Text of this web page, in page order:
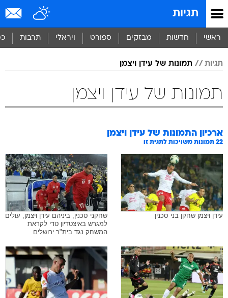
תגיות
ראשי חדשות מבזקים ספורט ויראלי תרבות
תגיות תמונות של עידן ויצמן
תמונות של עידן ויצמן
ארכיון התמונות של עידן ויצמן
22 תמונות משויכות לתגית זו
עידן ויצמן שחקן בני סכנין
שחקני סכנין, ביניהם עידן ויצמן, עולים
למגרש באיצטדיון טדי לקראת
המשחק נגד בית"ר ירושלים